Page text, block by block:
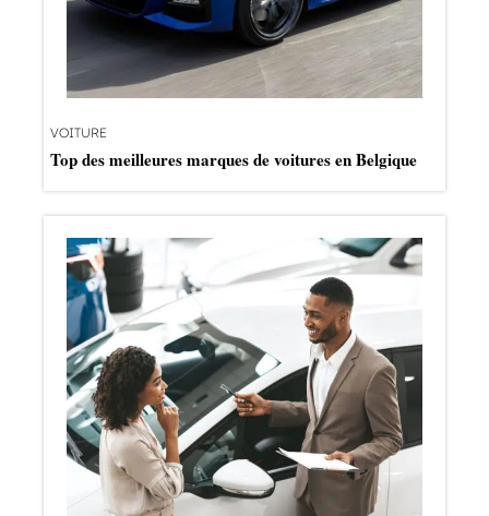
VOITURE
Top des meilleures marques de voitures en Belgique